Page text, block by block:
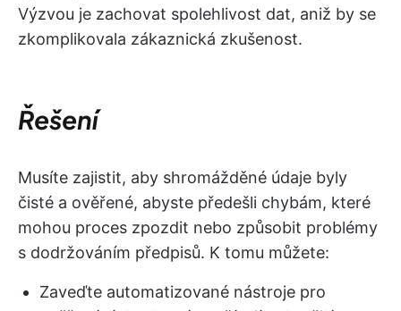
Výzvou je zachovat spolehlivost dat, aniž by se
zkomplikovala zákaznická zkušenost.
Řešení
Musíte zajistit, aby shromážděné údaje byly
čisté a ověřené, abyste předešli chybám, které
mohou proces zpozdit nebo způsobit problémy
s dodržováním předpisů. K tomu můžete:
Zaveďte automatizované nástroje pro